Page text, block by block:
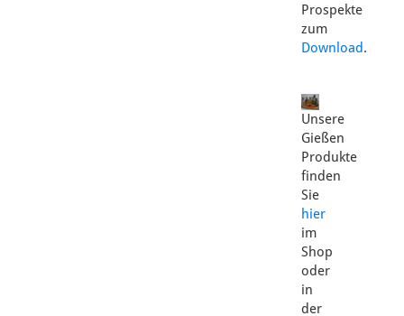
Prospekte
zum
Download.
Unsere
Gießen
Produkte
finden
Sie
hier
im
Shop
oder
in
der